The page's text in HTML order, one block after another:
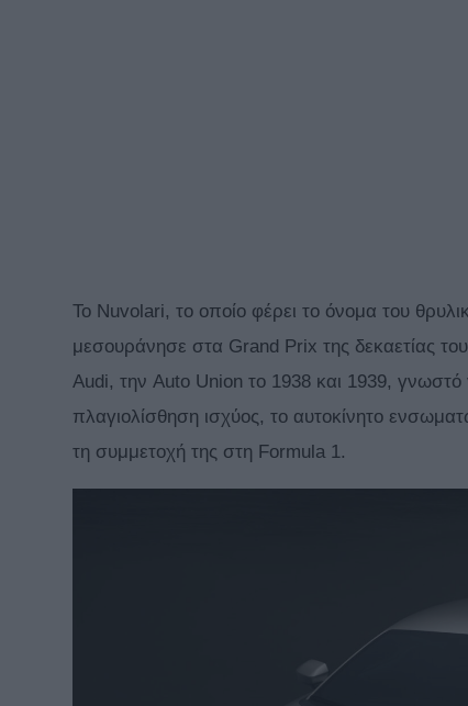
Το Nuvolari, το οποίο φέρει το όνομα του
μεσουράνησε στα Grand Prix της δεκαετίας
Audi, την Auto Union το 1938 και 1939, γνωστό
πλαγιολίσθηση ισχύος, το αυτοκίνητο
τη συμμετοχή της στη Formula 1.